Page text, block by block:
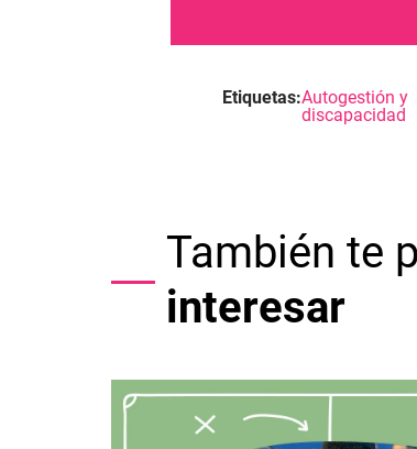
Etiquetas:Autogestión y
discapacidad
También te
interesar